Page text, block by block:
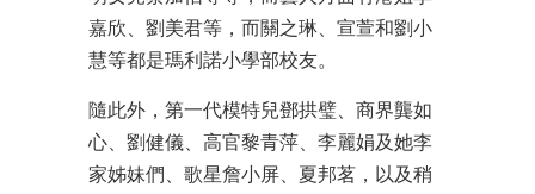
嘉欣、劉美君等，而關之琳、宣萱和劉小
慧等都是瑪利諾小學部校友。
隨此外，第一代模特兒鄧拱璧、商界龔如
心、劉健儀、高官黎青萍、李麗娟及她李
家姊妹們、歌星詹小屏、夏邦茗，以及稍